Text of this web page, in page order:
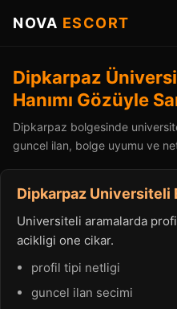
NOVA ESCORT
Dipkarpaz
Hanımı Gözüyle
Dipkarpaz bolgesinde
guncel ilan, bolge uyumu ve
Dipkarpaz Universiteli
Universiteli aramalarda
acikligi one cikar.
profil tipi netligi
guncel ilan secimi